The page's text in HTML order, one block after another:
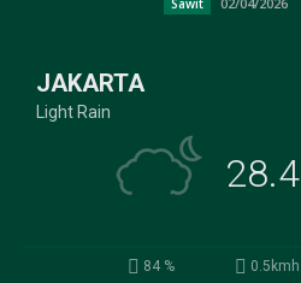
Sawit
JAKARTA
Light Rain
28.4
84 % 0.5kmh